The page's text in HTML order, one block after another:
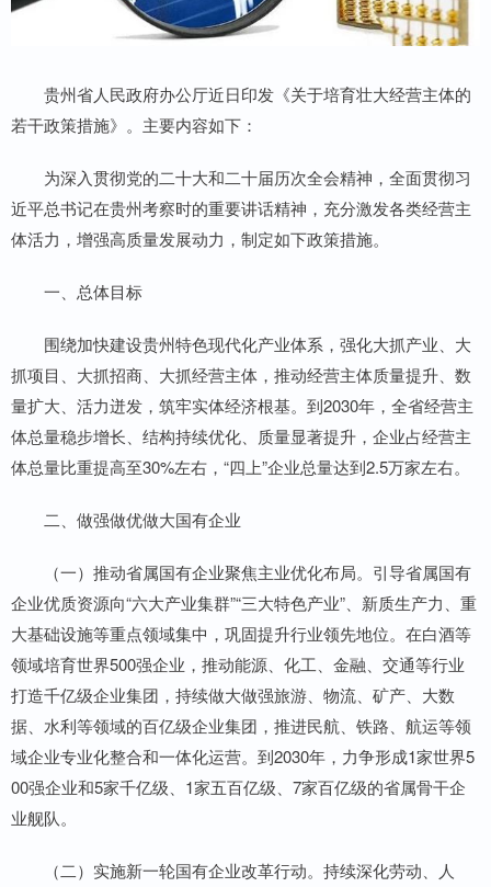
贵州省人民政府办公厅近日印发《关于培育壮大经营主体的
若干政策措施》。主要内容如下：
为深入贯彻党的二十大和二十届历次全会精神，全面贯彻习
近平总书记在贵州考察时的重要讲话精神，充分激发各类经营主
体活力，增强高质量发展动力，制定如下政策措施。
一、总体目标
围绕加快建设贵州特色现代化产业体系，强化大抓产业、大
抓项目、大抓招商、大抓经营主体，推动经营主体质量提升、数
量扩大、活力迸发，筑牢实体经济根基。到2030年，全省经营主
体总量稳步增长、结构持续优化、质量显著提升，企业占经营主
体总量比重提高至30%左右，“四上”企业总量达到2.5万家左右。
二、做强做优做大国有企业
（一）推动省属国有企业聚焦主业优化布局。引导省属国有
企业优质资源向“六大产业集群”“三大特色产业”、新质生产力、重
大基础设施等重点领域集中，巩固提升行业领先地位。在白酒等
领域培育世界500强企业，推动能源、化工、金融、交通等行业
打造千亿级企业集团，持续做大做强旅游、物流、矿产、大数
据、水利等领域的百亿级企业集团，推进民航、铁路、航运等领
域企业专业化整合和一体化运营。到2030年，力争形成1家世界5
00强企业和5家千亿级、1家五百亿级、7家百亿级的省属骨干企
业舰队。
（二）实施新一轮国有企业改革行动。持续深化劳动、人